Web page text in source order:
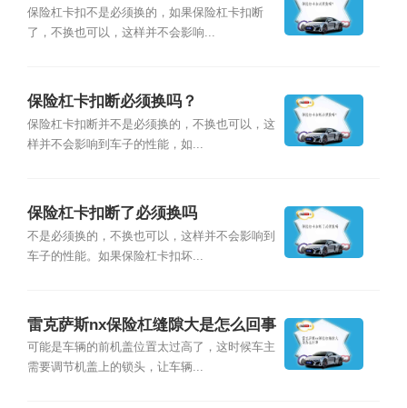
保险杠卡扣不是必须换的，如果保险杠卡扣断
了，不换也可以，这样并不会影响...
保险杠卡扣断必须换吗？
保险杠卡扣断并不是必须换的，不换也可以，这
样并不会影响到车子的性能，如...
保险杠卡扣断了必须换吗
不是必须换的，不换也可以，这样并不会影响到
车子的性能。如果保险杠卡扣坏...
雷克萨斯nx保险杠缝隙大是怎么回事
可能是车辆的前机盖位置太过高了，这时候车主
需要调节机盖上的锁头，让车辆...